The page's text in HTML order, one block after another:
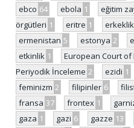
ebco 64 ebola 1 eğitim
örgütleri 1 eritre 1 erkeklik
ermenistan 5 estonya 2
etkinlik 1 European Court of
Periyodik İnceleme 2 ezidi 1
feminizm 2 filipinler 6
fransa 37 frontex 1
gaza 1 gazi 6 gazze 13